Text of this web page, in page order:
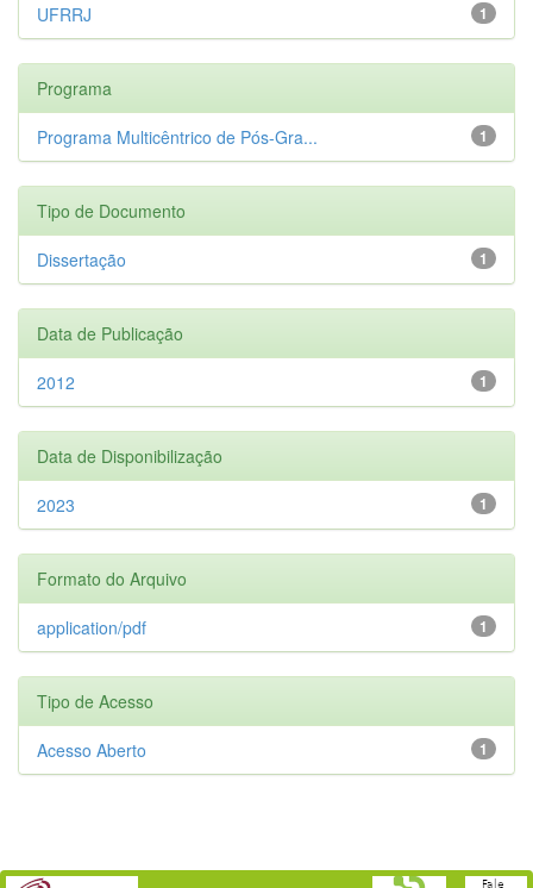
1
UFRRJ
Programa
1
Programa Multicêntrico de Pós-Gra...
Tipo de Documento
1
Dissertação
Data de Publicação
1
2012
Data de Disponibilização
1
2023
Formato do Arquivo
1
application/pdf
Tipo de Acesso
1
Acesso Aberto